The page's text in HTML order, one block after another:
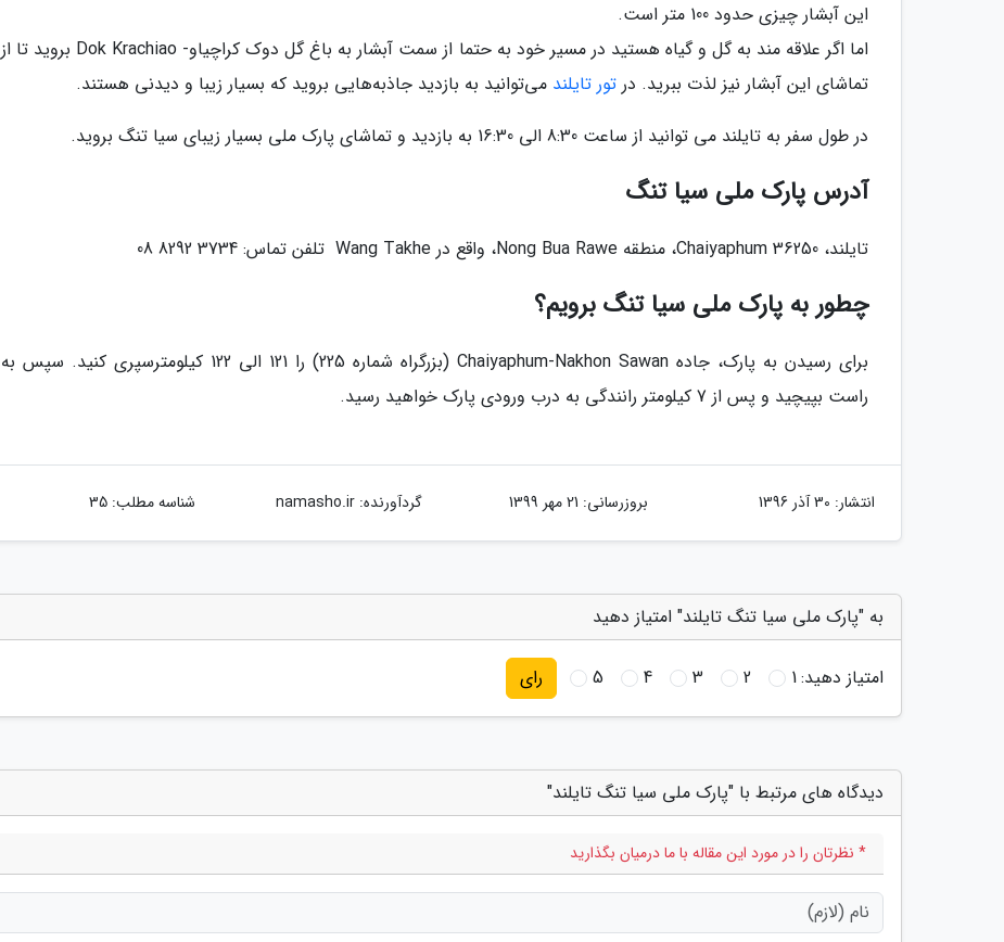
این آبشار چیزی حدود 100 متر است.
اما اگر علاقه مند به گل و گیاه هستید در مسیر خود به حتما از سمت آبشار به باغ گل دوک کراچیاو- Dok Krachiao بروید تا از
تماشای این آبشار نیز لذت ببرید. در تور تایلند می‌توانید به بازدید جاذبه‌هایی بروید که بسیار زیبا و دیدنی هستند.
در طول سفر به تایلند می توانید از ساعت 8:30 الی 16:30 به بازدید و تماشای پارک ملی بسیار زیبای سیا تنگ بروید.
آدرس پارک ملی سیا تنگ
تایلند، Chaiyaphum 36250، منطقه Nong Bua Rawe، واقع در Wang Takhe تلفن تماس: 3734 8292 08
چطور به پارک ملی سیا تنگ برویم؟
برای رسیدن به پارک، جاده Chaiyaphum-Nakhon Sawan (بزرگراه شماره 225) را 121 الی 122 کیلومترسپری کنید. سپس به
راست بپیچید و پس از 7 کیلومتر رانندگی به درب ورودی پارک خواهید رسید.
انتشار: 30 آذر 1396 بروزرسانی: 21 مهر 1399 گردآورنده:namasho.ir شناسه مطلب: 35
به "پارک ملی سیا تنگ تایلند" امتیاز دهید
امتیاز دهید:1
2
3
4
5 رای
دیدگاه های مرتبط با "پارک ملی سیا تنگ تایلند"
* نظرتان را در مورد این مقاله با ما درمیان بگذارید